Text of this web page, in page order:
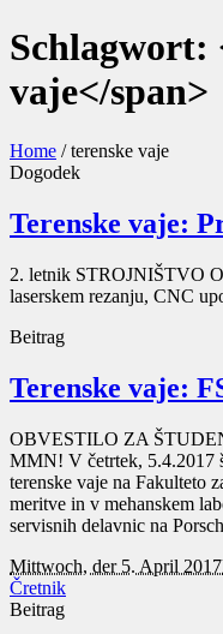
Schlagwort:
vaje</span>
Home /terenske vaje
Dogodek
Terenske vaje:
2. letnik STROJNIŠTVO
laserskem rezanju, CNC
Beitrag
Terenske vaje:
OBVESTILO ZA
MMN! V četrtek, 5.4.2017
terenske vaje na Fakulteto
meritve in v mehanskem
servisnih delavnic na
Mittwoch, der 5. April 2017
Čretnik
Beitrag